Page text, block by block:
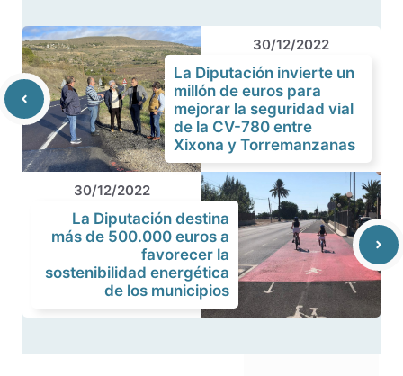
30/12/2022
La Diputación invierte un
millón de euros para
mejorar la seguridad vial
de la CV-780 entre
Xixona y Torremanzanas
30/12/2022
La Diputación destina
más de 500.000 euros a
favorecer la
sostenibilidad energética
de los municipios